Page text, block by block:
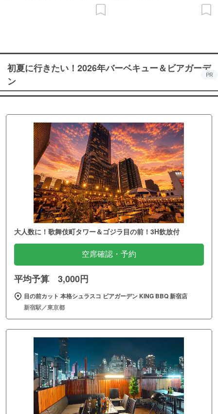
初夏に行きたい！2026年バーベキュー＆ビアガーデ
ン
PR
大人数に！歌舞伎町タワー＆ゴジラ目の前！3H飲放付
空席確認・予約
平均予算 3,000円
目の前カット 本格シュラスコ ビアガーデン KING BBQ 新宿店
新宿駅／東京都